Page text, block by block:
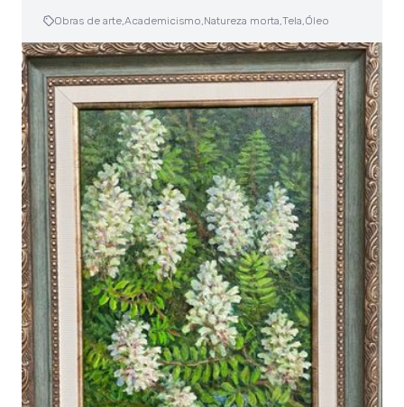
Obras de arte,Academicismo,Natureza morta,Tela,Óleo